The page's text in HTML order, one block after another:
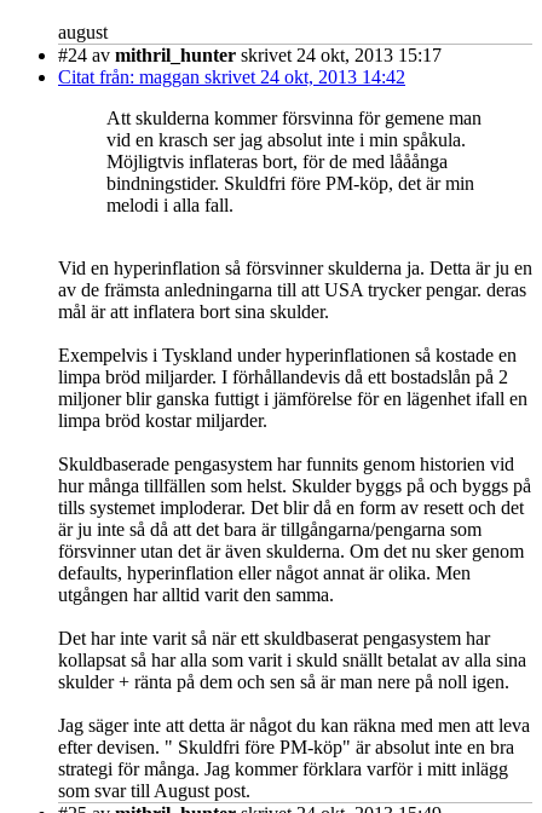
august
#24 av mithril_hunter skrivet 24 okt, 2013 15:17
Citat från: maggan skrivet 24 okt, 2013 14:42
Att skulderna kommer försvinna för gemene man
vid en krasch ser jag absolut inte i min spåkula.
Möjligtvis inflateras bort, för de med lååånga
bindningstider. Skuldfri före PM-köp, det är min
melodi i alla fall.
Vid en hyperinflation så försvinner skulderna ja. Detta är ju en
av de främsta anledningarna till att USA trycker pengar. deras
mål är att inflatera bort sina skulder.
Exempelvis i Tyskland under hyperinflationen så kostade en
limpa bröd miljarder. I förhållandevis då ett bostadslån på 2
miljoner blir ganska futtigt i jämförelse för en lägenhet ifall en
limpa bröd kostar miljarder.
Skuldbaserade pengasystem har funnits genom historien vid
hur många tillfällen som helst. Skulder byggs på och byggs på
tills systemet imploderar. Det blir då en form av resett och det
är ju inte så då att det bara är tillgångarna/pengarna som
försvinner utan det är även skulderna. Om det nu sker genom
defaults, hyperinflation eller något annat är olika. Men
utgången har alltid varit den samma.
Det har inte varit så när ett skuldbaserat pengasystem har
kollapsat så har alla som varit i skuld snällt betalat av alla sina
skulder + ränta på dem och sen så är man nere på noll igen.
Jag säger inte att detta är något du kan räkna med men att leva
efter devisen. " Skuldfri före PM-köp" är absolut inte en bra
strategi för många. Jag kommer förklara varför i mitt inlägg
som svar till August post.